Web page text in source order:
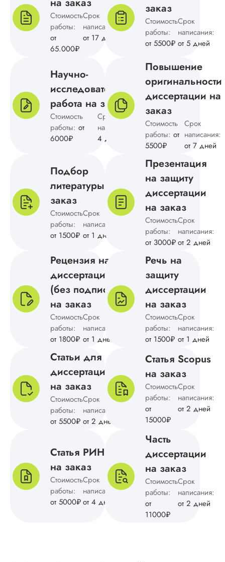
Стоимость
работы:
от
65.000₽
Срок
написания:
от 17 дней
заказ
Стоимость
работы:
от 5500₽
Срок
написания:
от 5 дней
Научно-
исследовательская
работа на заказ
Стоимость
работы: от
6000₽
Срок
написания:
4 дней
Повышение
оригинальности
диссертации на
заказ
Стоимость
работы: от
5500₽
Срок
написания:
от 7 дней
Подбор
литературы на
заказ
Стоимость
работы:
от 1500₽
Срок
написания:
от 1 дней
Презентация
на защиту
диссертации
на заказ
Стоимость
работы:
от 3000₽
Срок
написания:
от 2 дней
Рецензия на
диссертацию
(без подписи)
на заказ
Стоимость
работы:
от 1800₽
Срок
написания:
от 1 дней
Речь на
защиту
диссертации
на заказ
Стоимость
работы:
от 1500₽
Срок
написания:
от 1 дней
Статьи для
диссертации
на заказ
Стоимость
работы:
от 5500₽
Срок
написания:
от 2 дней
Статья Scopus
на заказ
Стоимость
работы:
от
15000₽
Срок
написания:
от 2 дней
Статья РИНЦ
на заказ
Стоимость
работы:
от 5000₽
Срок
написания:
от 4 дней
Часть
диссертации
на заказ
Стоимость
работы:
от
11000₽
Срок
написания:
от 2 дней
неудобный личный
кабинет,
иногда
Но
довольна.
Сергей Н.
Вид работы:
Докторская
диссертация
Дата:2025-02-10
Написали
диссертацию
по выгодной
стоимости.
Понравилось тем,
автор сумел
структуру из ТЗ,
источники и
исследования,
грамотно
исследований и
вынести
предложения о
Читать полный
Дамир
Вид работы:
Докторская
диссертация
Дата:
Условия
сотрудничества
выгодные, цены
приемлемые,
хорошие.
отмечу договор,